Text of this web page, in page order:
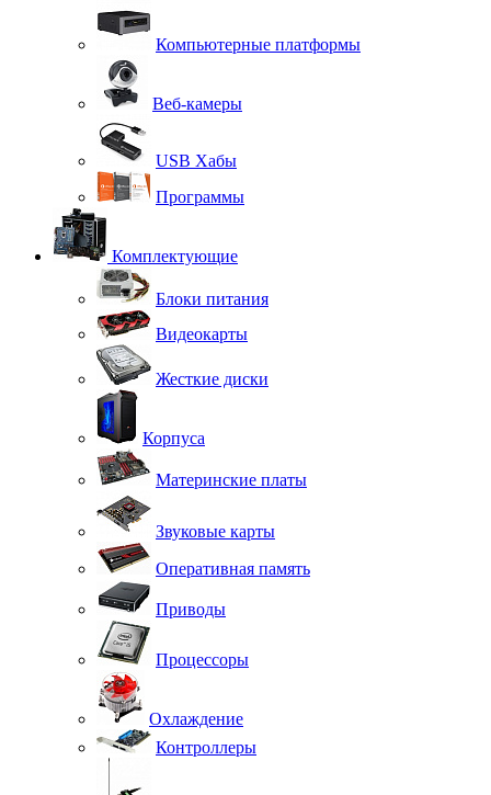
Компьютерные платформы
Веб-камеры
USB Хабы
Программы
Комплектующие
Блоки питания
Видеокарты
Жесткие диски
Корпуса
Материнские платы
Звуковые карты
Оперативная память
Приводы
Процессоры
Охлаждение
Контроллеры